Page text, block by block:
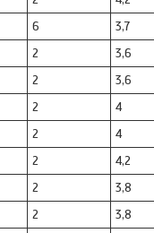
6
3,7
2
3,6
2
3,6
2
4
2
4
2
4,2
2
3,8
2
3,8